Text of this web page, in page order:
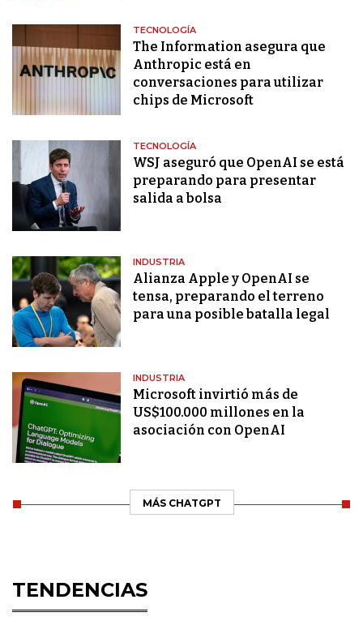
TECNOLOGÍA
The Information asegura que
Anthropic está en
conversaciones para utilizar
chips de Microsoft
TECNOLOGÍA
WSJ aseguró que OpenAI se está
preparando para presentar
salida a bolsa
INDUSTRIA
Alianza Apple y OpenAI se
tensa, preparando el terreno
para una posible batalla legal
INDUSTRIA
Microsoft invirtió más de
US$100.000 millones en la
asociación con OpenAI
MÁS CHATGPT
TENDENCIAS